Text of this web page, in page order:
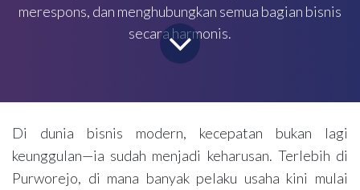
merespons, dan menghubungkan semua bagian bisnis
secara harmonis.
Di dunia bisnis modern, kecepatan bukan lagi
keunggulan—ia sudah menjadi keharusan. Terlebih di
Purworejo, di mana banyak pelaku usaha kini mulai